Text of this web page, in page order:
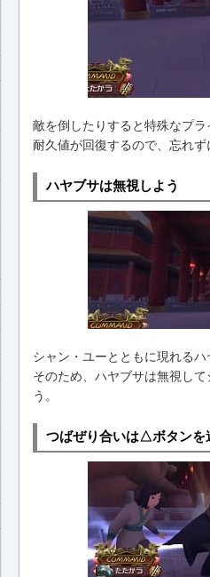
敵を倒したりすると特殊なプ
耐久値が回復するので、忘れず
ハヤブサは無視しよう
シャン・ユーとともに現れる
そのため、ハヤブサは無視し
う。
つばぜり合いは△ボタンを